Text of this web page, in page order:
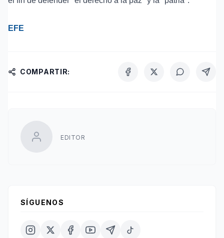
EFE
COMPARTIR:
EDITOR
SÍGUENOS